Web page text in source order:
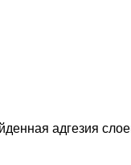
адгезия